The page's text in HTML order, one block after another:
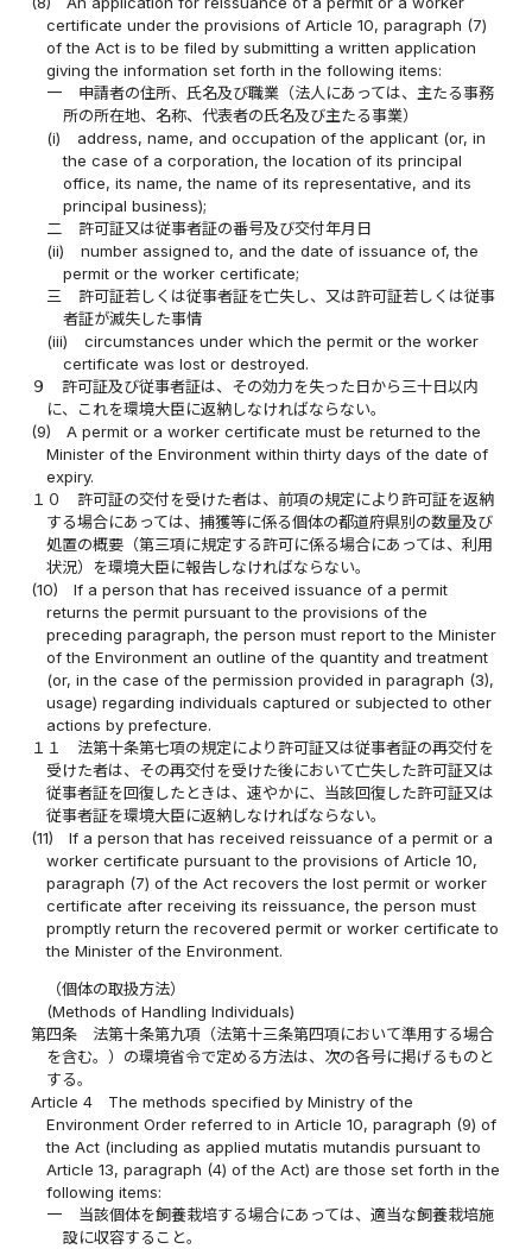
certificate under the provisions of Article 10, paragraph (7)
of the Act is to be filed by submitting a written application
giving the information set forth in the following items:
一
申請者の住所、氏名及び職業（法人にあっては、主たる事務
所の所在地、名称、代表者の氏名及び主たる事業）
(i)
address, name, and occupation of the applicant (or, in
the case of a corporation, the location of its principal
office, its name, the name of its representative, and its
principal business);
二
許可証又は従事者証の番号及び交付年月日
(ii)
number assigned to, and the date of issuance of, the
permit or the worker certificate;
三
許可証若しくは従事者証を亡失し、又は許可証若しくは従事
者証が滅失した事情
(iii)
circumstances under which the permit or the worker
certificate was lost or destroyed.
９
許可証及び従事者証は、その効力を失った日から三十日以内
に、これを環境大臣に返納しなければならない。
(9)
A permit or a worker certificate must be returned to the
Minister of the Environment within thirty days of the date of
expiry.
１０
許可証の交付を受けた者は、前項の規定により許可証を返納
する場合にあっては、捕獲等に係る個体の都道府県別の数量及び
処置の概要（第三項に規定する許可に係る場合にあっては、利用
状況）を環境大臣に報告しなければならない。
(10)
If a person that has received issuance of a permit
returns the permit pursuant to the provisions of the
preceding paragraph, the person must report to the Minister
of the Environment an outline of the quantity and treatment
(or, in the case of the permission provided in paragraph (3),
usage) regarding individuals captured or subjected to other
actions by prefecture.
１１
法第十条第七項の規定により許可証又は従事者証の再交付を
受けた者は、その再交付を受けた後において亡失した許可証又は
従事者証を回復したときは、速やかに、当該回復した許可証又は
従事者証を環境大臣に返納しなければならない。
(11)
If a person that has received reissuance of a permit or a
worker certificate pursuant to the provisions of Article 10,
paragraph (7) of the Act recovers the lost permit or worker
certificate after receiving its reissuance, the person must
promptly return the recovered permit or worker certificate to
the Minister of the Environment.
（個体の取扱方法）
(Methods of Handling Individuals)
第四条
法第十条第九項（法第十三条第四項において準用する場合
を含む。）の環境省令で定める方法は、次の各号に掲げるものと
する。
Article 4
The methods specified by Ministry of the
Environment Order referred to in Article 10, paragraph (9) of
the Act (including as applied mutatis mutandis pursuant to
Article 13, paragraph (4) of the Act) are those set forth in the
following items:
一
当該個体を飼養栽培する場合にあっては、適当な飼養栽培施
設に収容すること。